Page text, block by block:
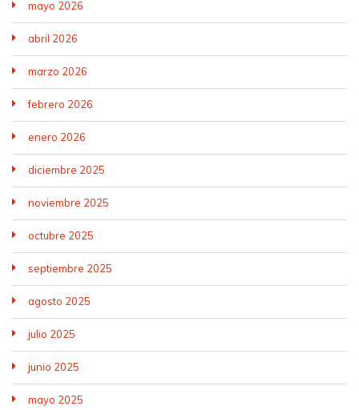
mayo 2026
abril 2026
marzo 2026
febrero 2026
enero 2026
diciembre 2025
noviembre 2025
octubre 2025
septiembre 2025
agosto 2025
julio 2025
junio 2025
mayo 2025